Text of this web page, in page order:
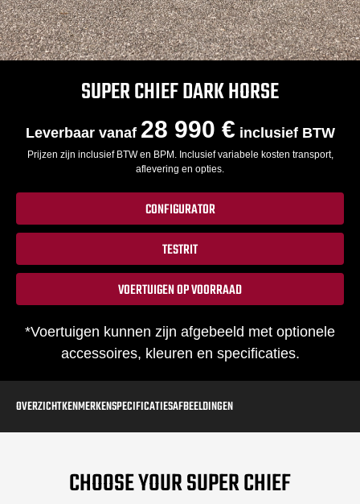
SUPER CHIEF DARK HORSE
Leverbaar vanaf 28 990 € inclusief BTW
Prijzen zijn inclusief BTW en BPM. Inclusief variabele kosten transport,
aflevering en opties.
CONFIGURATOR
TESTRIT
VOERTUIGEN OP VOORRAAD
*Voertuigen kunnen zijn afgebeeld met optionele
accessoires, kleuren en specificaties.
OVERZICHTKENMERKENSPECIFICATIESAFBEELDINGEN
CHOOSE YOUR SUPER CHIEF